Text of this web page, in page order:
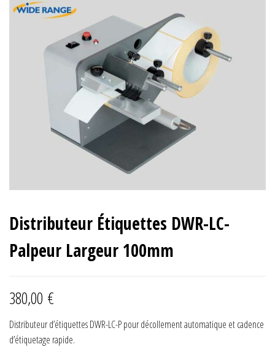
Distributeur Étiquettes DWR-LC-
Palpeur Largeur 100mm
380,00 €
Distributeur d’étiquettes DWR-LC-P pour décollement automatique et cadence
d’étiquetage rapide.